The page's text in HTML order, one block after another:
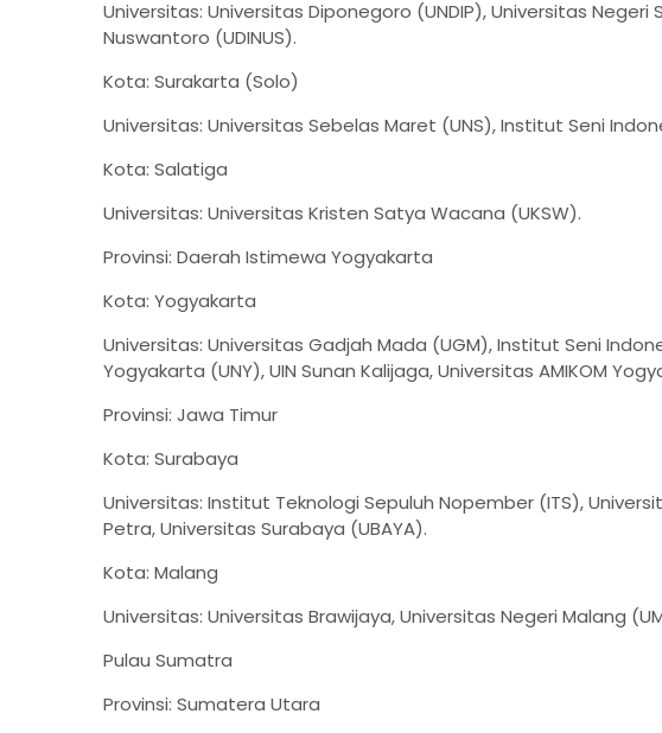
Universitas: Universitas Diponegoro (UNDIP), Universitas Negeri
Nuswantoro (UDINUS).
Kota: Surakarta (Solo)
Universitas: Universitas Sebelas Maret (UNS), Institut Seni
Kota: Salatiga
Universitas: Universitas Kristen Satya Wacana (UKSW).
Provinsi: Daerah Istimewa Yogyakarta
Kota: Yogyakarta
Universitas: Universitas Gadjah Mada (UGM), Institut Seni
Yogyakarta (UNY), UIN Sunan Kalijaga, Universitas AMIKOM
Provinsi: Jawa Timur
Kota: Surabaya
Universitas: Institut Teknologi Sepuluh Nopember (ITS),
Petra, Universitas Surabaya (UBAYA).
Kota: Malang
Universitas: Universitas Brawijaya, Universitas Negeri Malang
Pulau Sumatra
Provinsi: Sumatera Utara